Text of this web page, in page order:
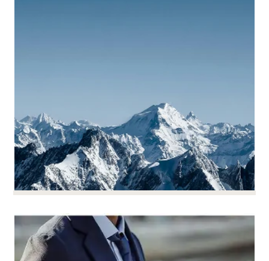
bullismo e molestie sessuali
PER SAPERNE DI PIÙ
Indagine interna su bullismo e
molestie sessuali
I nostri avvocati sono membri dell'Association